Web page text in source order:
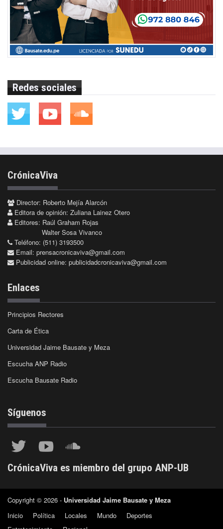
Redes sociales
CrónicaViva
Director: Roberto Mejía Alarcón
Editora de opinión: Zuliana Lainez Otero
Editores: Raúl Graham Rojas
Walter Sosa Vivanco
Teléfono: (511) 3193500
Email: prensacronicaviva@gmail.com
Publicidad online: publicidadcronicaviva@gmail.com
Enlaces
Principios Rectores
Carta de Ética
Universidad Jaime Bausate y Meza
Escucha ANP Radio
Escucha Bausate Radio
Síguenos
CrónicaViva es miembro del grupo ANP-UB
Copyright © 2026 - Universidad Jaime Bausate y Meza
Inicio
Política Locales Mundo
Deportes